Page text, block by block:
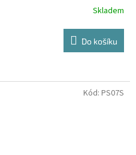
Skladem
Do košíku
Kód: PS07S